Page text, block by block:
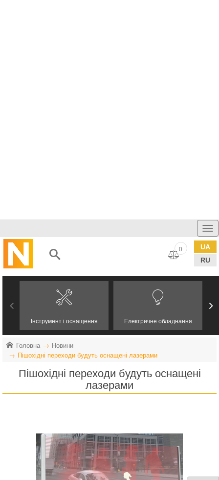
UA
RU
0
Інструмент і оснащення Електричне обладнання
Головна
Новини
Пішохідні переходи будуть оснащені лазерами
Пішохідні переходи будуть оснащені
лазерами